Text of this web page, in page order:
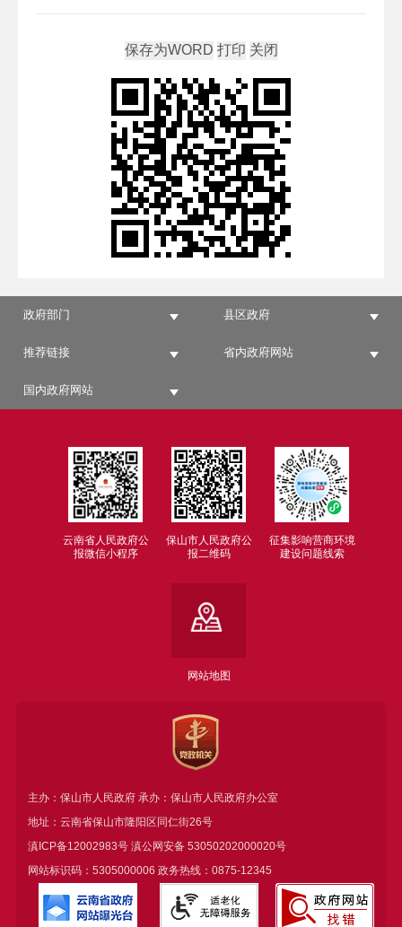
政府部门 县区政府
推荐链接 省内政府网站
国内政府网站
云南省人民政府公
报微信小程序
保山市人民政府公
报二维码
征集影响营商环境
建设问题线索
网站地图
主办：保山市人民政府 承办：保山市人民政府办公室
地址：云南省保山市隆阳区同仁街26号
滇ICP备12002983号滇公网安备 53050202000020号
网站标识码：5305000006 政务热线：0875-12345